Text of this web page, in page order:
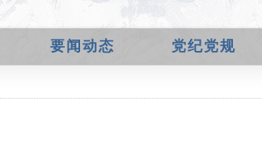
要闻动态 党纪党规